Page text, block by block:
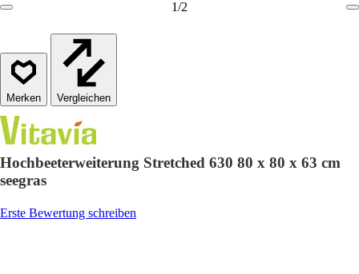
1/2
Vergleichen
Hochbeeterweiterung Stretched 630 80 x 80 x 63 cm
seegras
Erste Bewertung schreiben